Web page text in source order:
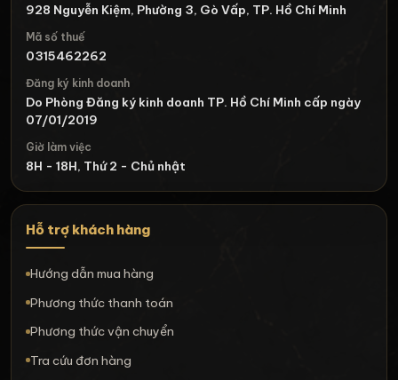
928 Nguyễn Kiệm, Phường 3, Gò Vấp, TP. Hồ Chí Minh
Mã số thuế
0315462262
Đăng ký kinh doanh
Do Phòng Đăng ký kinh doanh TP. Hồ Chí Minh cấp ngày
07/01/2019
Giờ làm việc
8H - 18H, Thứ 2 - Chủ nhật
Hỗ trợ khách hàng
Hướng dẫn mua hàng
Phương thức thanh toán
Phương thức vận chuyển
Tra cứu đơn hàng